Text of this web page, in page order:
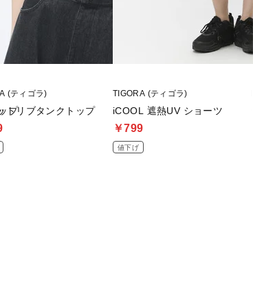
プ
(ティゴラ)
トリブタンクトップ
TIGORA (ティゴラ)
iCOOL 遮熱UV ショーツ
￥799
値下げ